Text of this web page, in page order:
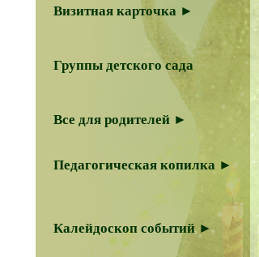
Визитная карточка ►
Группы детского сада
Все для родителей ►
Педагогическая копилка ►
Калейдоскоп событий ►